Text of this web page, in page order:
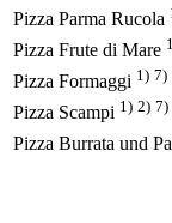
Pizza Parma Rucola
Pizza Frute di Mare
Pizza Formaggi 1) 7)
Pizza Scampi 1) 2) 7)
Pizza Burrata und